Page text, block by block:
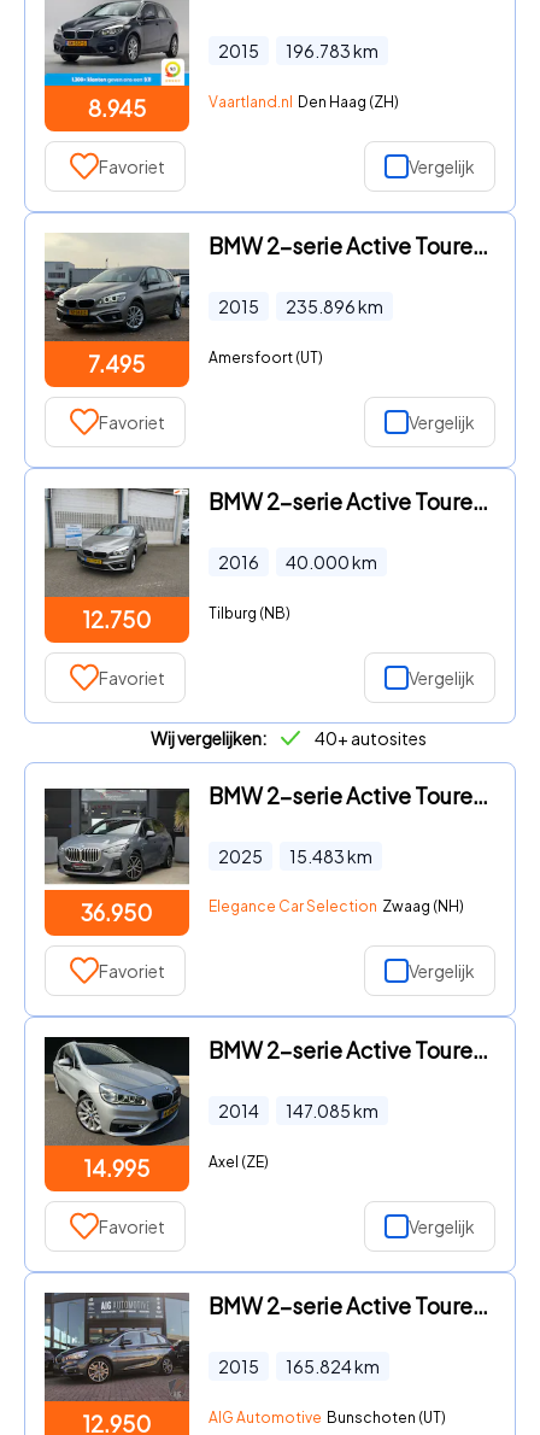
8.945
2015 196.783km
Vaartland.nl Den Haag (ZH)
Favoriet Vergelijk
7.495
BMW 2-serie Active Tourer - 218i High Executive/AUTOMAAT/LED
2015 235.896km
Amersfoort (UT)
Favoriet Vergelijk
12.750
BMW 2-serie Active Tourer - 218i Centennial High Executive 1ste eig leer panorama dak
2016 40.000km
Tilburg (NB)
Favoriet Vergelijk
Wij vergelijken: 40+ autosites
36.950
BMW 2-serie Active Tourer - 225e xDrive M Sport 245pk Panoramadak/Navigatie/360Camera
2025 15.483km
Elegance Car Selection Zwaag (NH)
Favoriet Vergelijk
14.995
BMW 2-serie Active Tourer - 225i High Executive
2014 147.085km
Axel (ZE)
Favoriet Vergelijk
12.950
BMW 2-serie Active Tourer - 225i xDrive High Executive | Trekhaak | H/K | HUD | Camera |
2015 165.824km
AIG Automotive Bunschoten (UT)